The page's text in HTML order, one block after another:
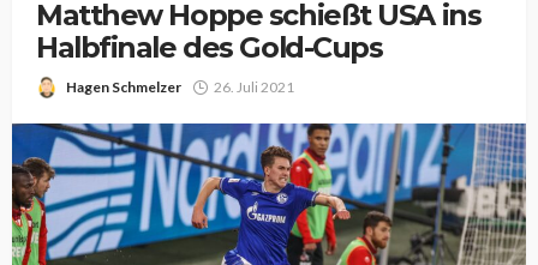
Matthew Hoppe schießt USA ins
Halbfinale des Gold-Cups
Hagen Schmelzer 26. Juli 2021